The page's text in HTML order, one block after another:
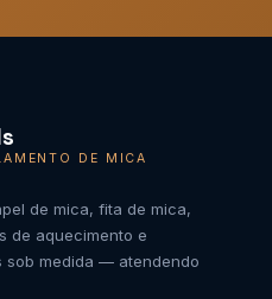
DE MICA
de mica, fita de mica,
de aquecimento e
sob medida — atendendo